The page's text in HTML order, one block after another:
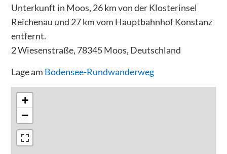
Unterkunft in Moos, 26 km von der Klosterinsel
Reichenau und 27 km vom Hauptbahnhof Konstanz
entfernt.
2 Wiesenstraße, 78345 Moos, Deutschland
Lage am Bodensee-Rundwanderweg
+
−